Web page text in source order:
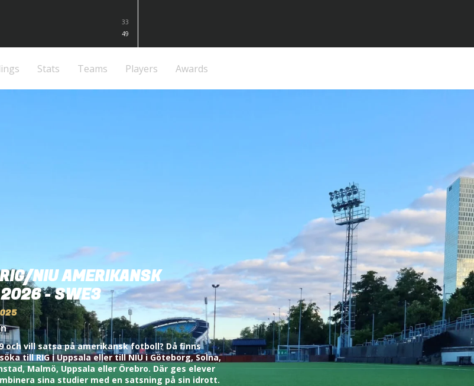
33
49
Stats Teams Players Awards
NIU AMERIKANSK
2026 - SWE3
och vill satsa på amerikansk fotboll? Då finns
till RIG i Uppsala eller till NIU i Göteborg, Solna,
Malmö, Uppsala eller Örebro. Där ges elever
sina studier med en satsning på sin idrott.